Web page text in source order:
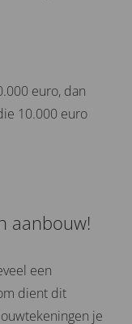
euro, dan
10.000 euro
aanbouw!
een
dient dit
je